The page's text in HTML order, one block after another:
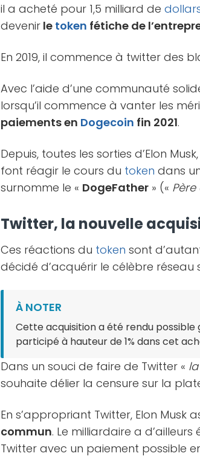
il a acheté pour 1,5 milliard de
devenir le token fétiche de
En 2019, il commence à twitter des
Avec l’aide d’une communauté
lorsqu’il commence à vanter les
paiements en Dogecoin fin 2021.
Depuis, toutes les sorties d’Elon
font réagir le cours du token dans
surnomme le « DogeFather » («
Twitter, la nouvelle
Ces réactions du token sont
décidé d’acquérir le célèbre réseau
À NOTER
Cette acquisition a été rendu possible
participé à hauteur de 1% dans cet
Dans un souci de faire de Twitter «
souhaite délier la censure sur la
En s’appropriant Twitter, Elon Musk
commun. Le milliardaire a
Twitter avec un paiement possible